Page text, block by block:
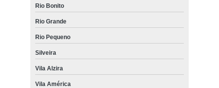
Rio Bonito
Rio Grande
Rio Pequeno
Silveira
Vila Alzira
Vila América